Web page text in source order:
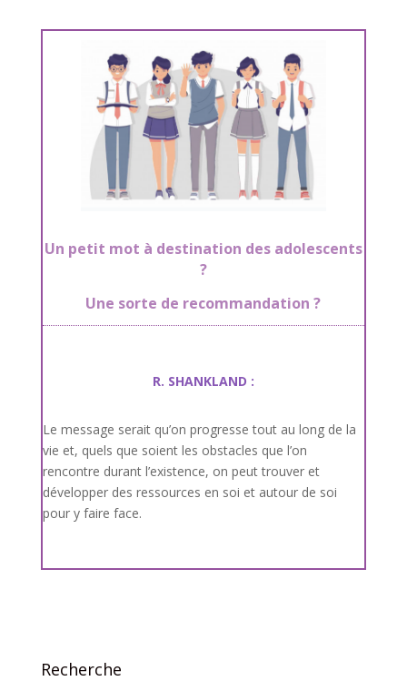
Un petit mot à destination des adolescents
?
Une sorte de recommandation ?
R. SHANKLAND :
Le message serait qu’on progresse tout au long de la
vie et, quels que soient les obstacles que l’on
rencontre durant l’existence, on peut trouver et
développer des ressources en soi et autour de soi
pour y faire face.
Recherche